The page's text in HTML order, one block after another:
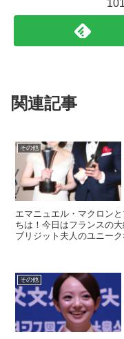
関連記事
その他
エマニュエル・マクロン
ちは！今日はフランスの
ブリジット夫人のユニー
その他